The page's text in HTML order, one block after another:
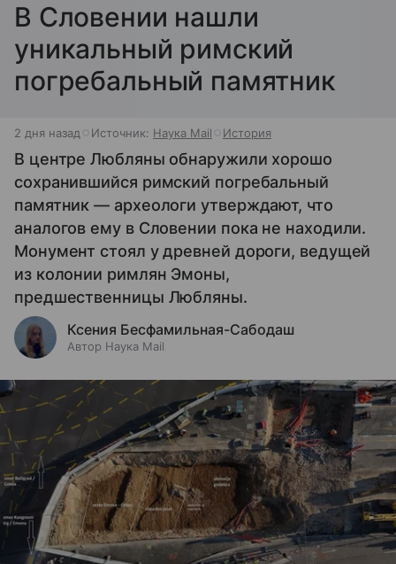
В Словении нашли
уникальный римский
погребальный памятник
2 дня назад Источник: Наука Mail История
В центре Любляны обнаружили хорошо
сохранившийся римский погребальный
памятник — археологи утверждают, что
аналогов ему в Словении пока не находили.
Монумент стоял у древней дороги, ведущей
из колонии римлян Эмоны,
предшественницы Любляны.
Ксения Бесфамильная-Сабодаш
Автор Наука Mail